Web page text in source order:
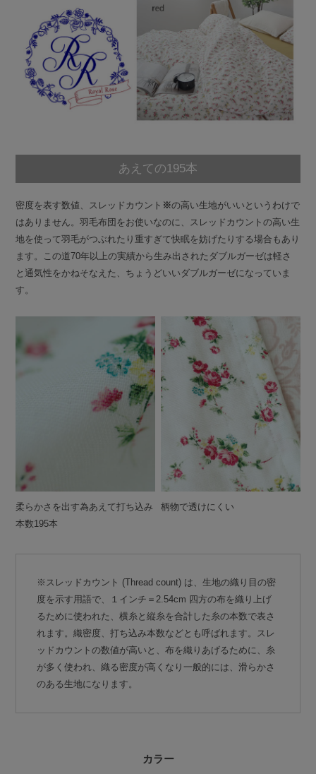
あえての195本
密度を表す数値、スレッドカウント ※の高い生地がいいというわけで
はありません。羽毛布団をお使いなのに、スレッドカウントの高い生
地を使って羽毛がつぶれたり重すぎて快眠を妨げたりする場合もあり
ます。この道70年以上の実績から生み出されたダブルガーゼは軽さ
と通気性をかねそなえた、ちょうどいいダブルガーゼになっていま
す。
柔らかさを出す為あえて打ち込み
本数195本
柄物で透けにくい
※スレッドカウント (Thread count) は、生地の織り目の密
度を示す用語で、１インチ＝2.54cm 四方の布を織り上げ
るために使われた、横糸と縦糸を合計した糸の本数で表さ
れます。織密度、打ち込み本数などとも呼ばれます。スレ
ッドカウントの数値が高いと、布を織りあげるために、糸
が多く使われ、織る密度が高くなり一般的には、滑らかさ
のある生地になります。
カラー